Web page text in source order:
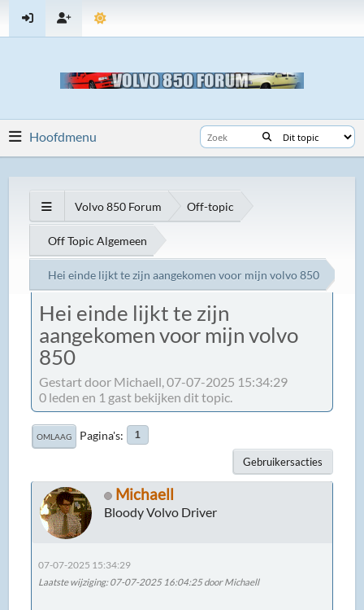
Hoofdmenu
Volvo 850 Forum Off-topic
Off Topic Algemeen
Hei einde lijkt te zijn aangekomen voor mijn volvo 850
Hei einde lijkt te zijn
aangekomen voor mijn volvo
850
Gestart door Michaell, 07-07-2025 15:34:29
0 leden en 1 gast bekijken dit topic.
OMLAAG Pagina's 1
Gebruikersacties
Michaell
Bloody Volvo Driver
07-07-2025 15:34:29
Laatste wijziging: 07-07-2025 16:04:25 door Michaell